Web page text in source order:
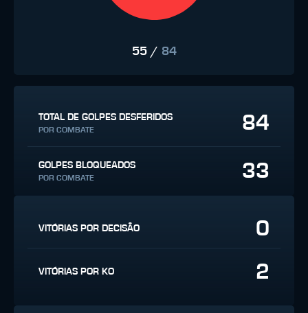
55/ 84
TOTAL DE GOLPES DESFERIDOS
POR COMBATE 84
GOLPES BLOQUEADOS
POR COMBATE 33
VITÓRIAS POR DECISÃO 0
VITÓRIAS POR KO 2